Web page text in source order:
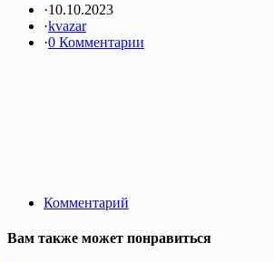
·10.10.2023
·kvazar
·0 Комментарии
Комментарий
Вам также может понравиться